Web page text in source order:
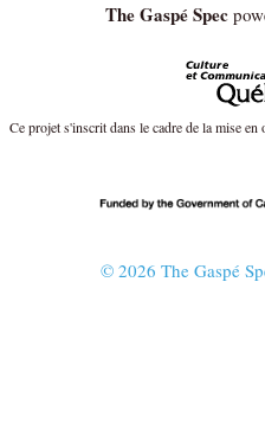
The Gaspé Spec
Ce projet s'inscrit dans le cadre de la mise
© 2026 The Gaspé